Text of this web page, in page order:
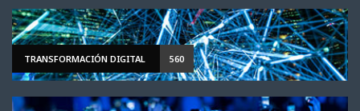
TRANSFORMACIÓN DIGITAL 560